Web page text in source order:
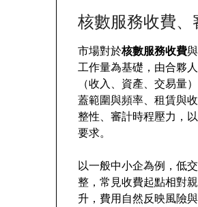
核數服務收費
市場對於核數服務收費與
工作量為基礎，由合夥
（收入、資產、交易量
蓋範圍與頻率、租賃與
整性、審計時程壓力，
要求。
以一般中小企為例，低
整，常見收費起點相對
升，費用自然反映風險